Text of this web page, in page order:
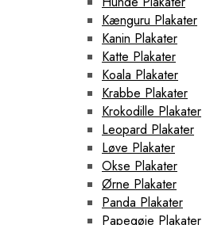
Kænguru Plakater
Kanin Plakater
Katte Plakater
Koala Plakater
Krabbe Plakater
Krokodille Plakater
Leopard Plakater
Løve Plakater
Okse Plakater
Ørne Plakater
Panda Plakater
Papegøje Plakater